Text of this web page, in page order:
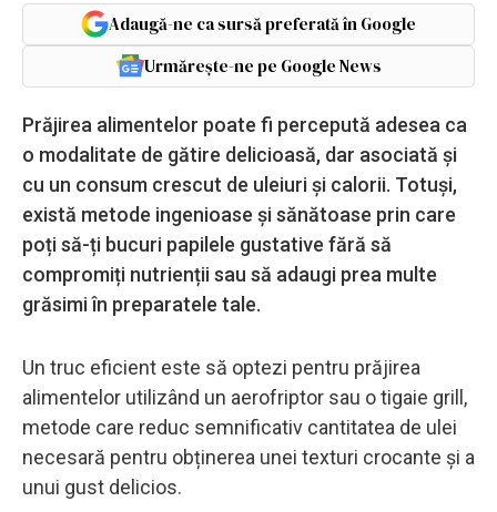
Adaugă-ne ca sursă preferată în Google
Urmărește-ne pe Google News
Prăjirea alimentelor poate fi percepută adesea ca
o modalitate de gătire delicioasă, dar asociată și
cu un consum crescut de uleiuri și calorii. Totuși,
există metode ingenioase și sănătoase prin care
poți să-ți bucuri papilele gustative fără să
compromiți nutrienții sau să adaugi prea multe
grăsimi în preparatele tale.
Un truc eficient este să optezi pentru prăjirea
alimentelor utilizând un aerofriptor sau o tigaie grill,
metode care reduc semnificativ cantitatea de ulei
necesară pentru obținerea unei texturi crocante și a
unui gust delicios.